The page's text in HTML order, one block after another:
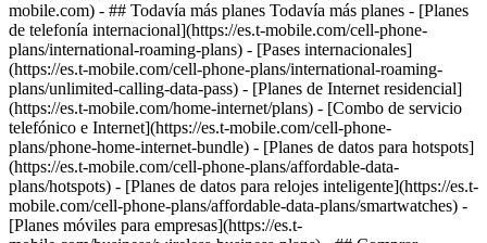
- ## Todavía más planes Todavía más planes - [Planes
de telefonía internacional](https://es.t-mobile.com/cell-phone-
plans/international-roaming-plans) - [Pases internacionales]
(https://es.t-mobile.com/cell-phone-plans/international-roaming-
plans/unlimited-calling-data-pass) - [Planes de Internet residencial]
(https://es.t-mobile.com/home-internet/plans) - [Combo de servicio
telefónico e Internet](https://es.t-mobile.com/cell-phone-
plans/phone-home-internet-bundle) - [Planes de datos para hotspots]
(https://es.t-mobile.com/cell-phone-plans/affordable-data-
plans/hotspots) - [Planes de datos para relojes inteligente](https://es.t-
mobile.com/cell-phone-plans/affordable-data-plans/smartwatches) -
[Planes móviles para empresas](https://es.t-